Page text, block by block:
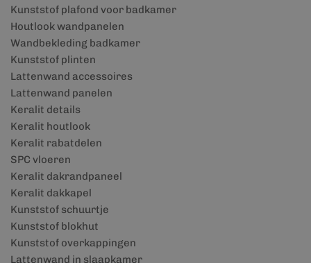
Kunststof plafond voor badkamer
Houtlook wandpanelen
Wandbekleding badkamer
Kunststof plinten
Lattenwand accessoires
Lattenwand panelen
Keralit details
Keralit houtlook
Keralit rabatdelen
SPC vloeren
Keralit dakrandpaneel
Keralit dakkapel
Kunststof schuurtje
Kunststof blokhut
Kunststof overkappingen
Lattenwand in slaapkamer